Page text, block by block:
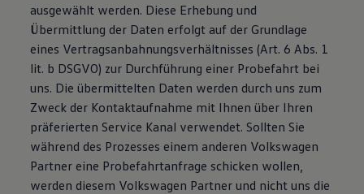
ausgewählt werden. Diese Erhebung und
Übermittlung der Daten erfolgt auf der Grundlage
eines Vertragsanbahnungsverhältnisses (Art. 6 Abs. 1
lit. b DSGVO) zur Durchführung einer Probefahrt bei
uns. Die übermittelten Daten werden durch uns zum
Zweck der Kontaktaufnahme mit Ihnen über Ihren
präferierten Service Kanal verwendet. Sollten Sie
während des Prozesses einem anderen Volkswagen
Partner eine Probefahrtanfrage schicken wollen,
werden diesem Volkswagen Partner und nicht uns die